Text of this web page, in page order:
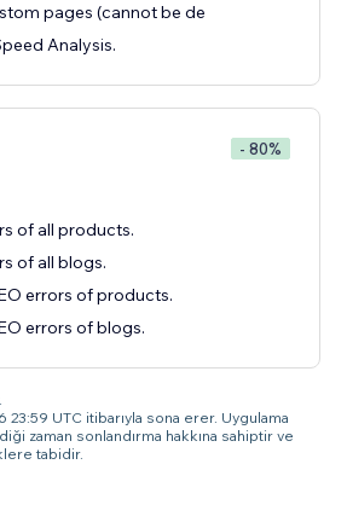
pages (cannot be de
Analysis.
- 80%
of all products.
of all blogs.
errors of products.
errors of blogs.
23:59 UTC itibarıyla sona erer. Uygulama
zaman sonlandırma hakkına sahiptir ve
tabidir.